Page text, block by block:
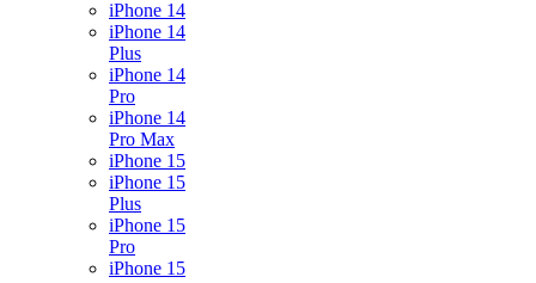
iPhone 14
iPhone 14
Plus
iPhone 14
Pro
iPhone 14
Pro Max
iPhone 15
iPhone 15
Plus
iPhone 15
Pro
iPhone 15